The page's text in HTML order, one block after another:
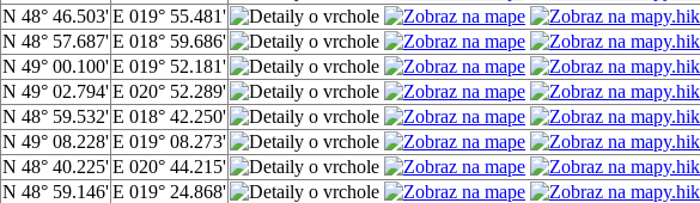
N 48° 46.503'E 019° 55.481'
N 48° 57.687'E 018° 59.686'
N 49° 00.100'E 019° 52.181'
N 49° 02.794'E 020° 52.289'
N 48° 59.532'E 018° 42.250'
N 49° 08.228'E 019° 08.273'
N 48° 40.225'E 020° 44.215'
N 48° 59.146'E 019° 24.868'